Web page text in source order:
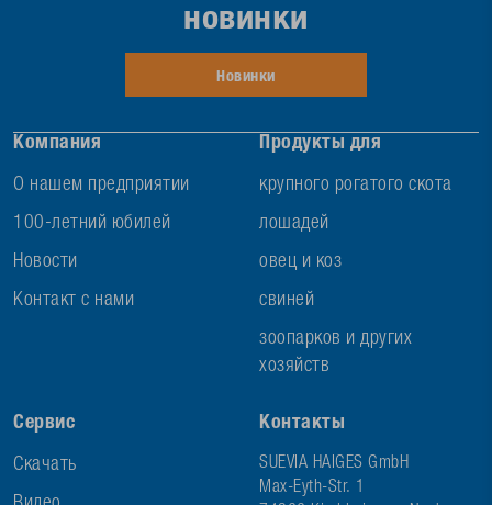
Компания
О нашем предприятии
100-летний юбилей
Новости
Контакт с нами
Продукты для
крупного рогатого скота
лошадей
овец и коз
свиней
зоопарков и других
хозяйств
Сервис
Скачать
Контакты
SUEVIA HAIGES GmbH
Max-Eyth-Str. 1
новинки
Новинки